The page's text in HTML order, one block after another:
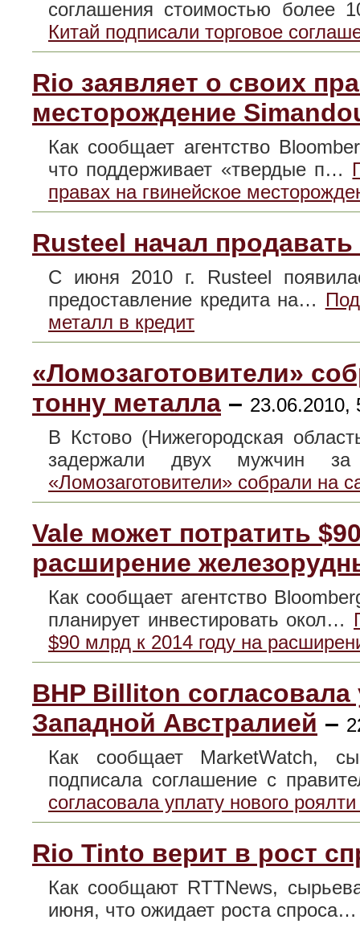
соглашения стоимостью
Китай подписали торговое
Rio заявляет о своих
месторождение
Как сообщает агентство
что поддерживает «твердые п…
правах на гвинейское
Rusteel начал
С июня 2010 г. Rusteel
предоставление кредита на…
металл в кредит
«Ломозаготовители»
тонну металла – 23.06.2010,
В Кстово (Нижегородская
задержали двух
«Ломозаготовители» собрали на
Vale может потратить
расширение
Как сообщает агентство
планирует инвестировать окол…
$90 млрд к 2014 году на
BHP Billiton
Западной Австралией –
Как сообщает MarketWatch,
подписала соглашение с
согласовала уплату нового
Rio Tinto верит в рост
Как сообщают RTTNews,
июня, что ожидает роста